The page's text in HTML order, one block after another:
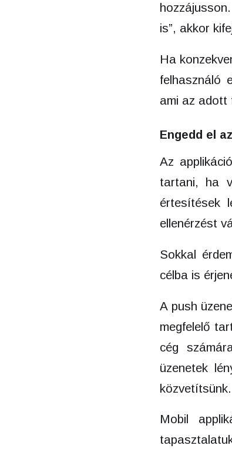
is”, akkor
Ha
felhasználó
ami az adott
Engedd el
Az
tartani, ha
értesítések
ellenérzést
Sokkal
célba is
A push
megfelelő
cég
üzenetek
közvetítsünk.
Mobil